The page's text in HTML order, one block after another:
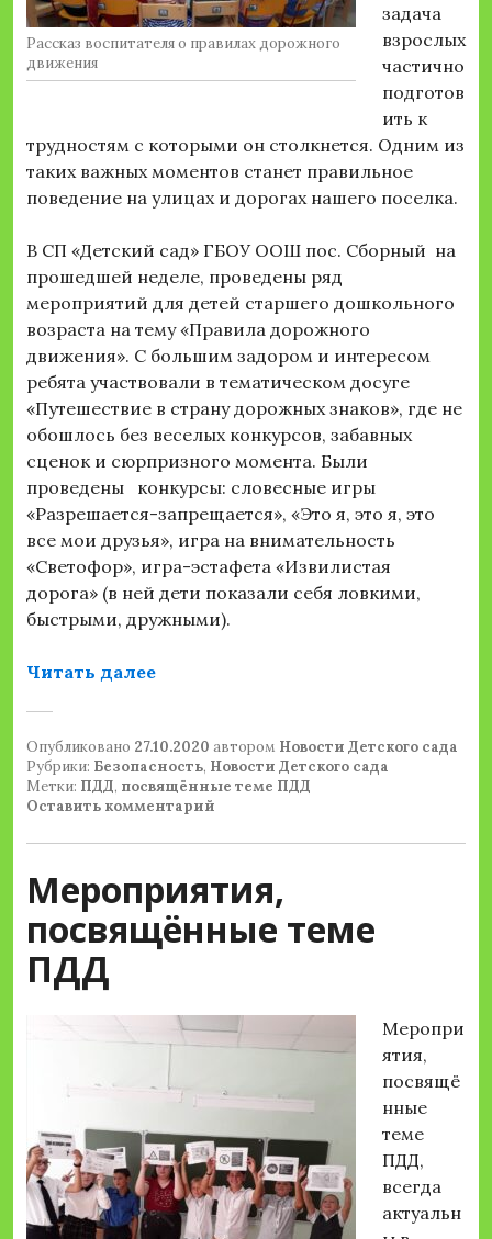
Рассказ воспитателя о правилах дорожного
движения
задача
взрослых
частично
подготов
ить к
трудностям с которыми он столкнется. Одним из
таких важных моментов станет правильное
поведение на улицах и дорогах нашего поселка.
В СП «Детский сад» ГБОУ ООШ пос. Сборный на
прошедшей неделе, проведены ряд
мероприятий для детей старшего дошкольного
возраста на тему «Правила дорожного
движения». С большим задором и интересом
ребята участвовали в тематическом досуге
«Путешествие в страну дорожных знаков», где не
обошлось без веселых конкурсов, забавных
сценок и сюрпризного момента. Были
проведены конкурсы: словесные игры
«Разрешается-запрещается», «Это я, это я, это
все мои друзья», игра на внимательность
«Светофор», игра-эстафета «Извилистая
дорога» (в ней дети показали себя ловкими,
быстрыми, дружными).
Читать далее«Развлечение по профилактике
Опубликовано 27.10.2020 автором Новости Детского сада
Рубрики: Безопасность, Новости Детского сада
Метки: ПДД, посвящённые теме ПДД
Оставить комментарий
Мероприятия,
посвящённые теме
ПДД
Меропри
ятия,
посвящё
нные
теме
ПДД,
всегда
актуальн